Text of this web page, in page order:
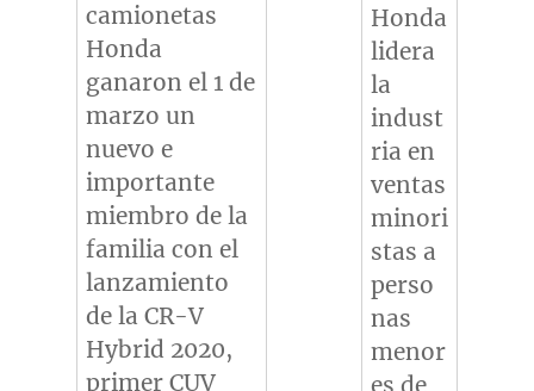
camionetas
Honda
ganaron el 1 de
marzo un
nuevo e
importante
miembro de la
familia con el
lanzamiento
de la CR-V
Hybrid 2020,
primer CUV
Honda
lidera
la
indust
ria en
ventas
minori
stas a
perso
nas
menor